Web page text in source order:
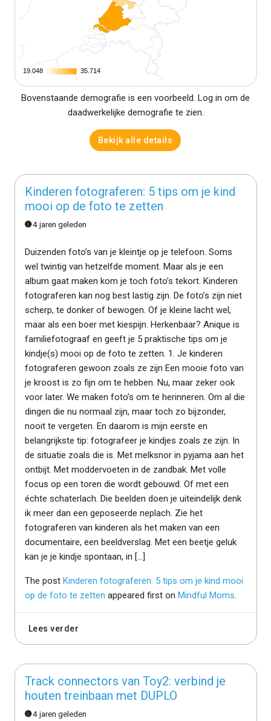
19.048
19.048 35.714
35.714
Bovenstaande demografie is een voorbeeld. Log in om de
daadwerkelijke demografie te zien.
Bekijk alle details
Kinderen fotograferen: 5 tips om je kind
mooi op de foto te zetten
4 jaren geleden
Duizenden foto’s van je kleintje op je telefoon. Soms
wel twintig van hetzelfde moment. Maar als je een
album gaat maken kom je toch foto’s tekort. Kinderen
fotograferen kan nog best lastig zijn. De foto’s zijn niet
scherp, te donker of bewogen. Of je kleine lacht wel,
maar als een boer met kiespijn. Herkenbaar? Anique is
familiefotograaf en geeft je 5 praktische tips om je
kindje(s) mooi op de foto te zetten. 1. Je kinderen
fotograferen gewoon zoals ze zijn Een mooie foto van
je kroost is zo fijn om te hebben. Nu, maar zeker ook
voor later. We maken foto’s om te herinneren. Om al die
dingen die nu normaal zijn, maar toch zo bijzonder,
nooit te vergeten. En daarom is mijn eerste en
belangrijkste tip: fotografeer je kindjes zoals ze zijn. In
de situatie zoals die is. Met melksnor in pyjama aan het
ontbijt. Met moddervoeten in de zandbak. Met volle
focus op een toren die wordt gebouwd. Of met een
échte schaterlach. Die beelden doen je uiteindelijk denk
ik meer dan een geposeerde neplach. Zie het
fotograferen van kinderen als het maken van een
documentaire, een beeldverslag. Met een beetje geluk
kan je je kindje spontaan, in […]
The post Kinderen fotograferen: 5 tips om je kind mooi
op de foto te zetten appeared first on Mindful Moms
Lees verder
Track connectors van Toy2: verbind je
houten treinbaan met DUPLO
4 jaren geleden